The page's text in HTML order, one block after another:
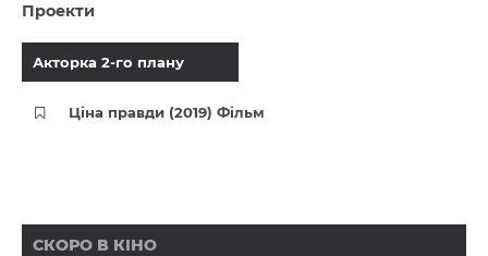
Проекти
Акторка 2-го плану
Ціна правди (2019) Фільм
СКОРО В КІНО